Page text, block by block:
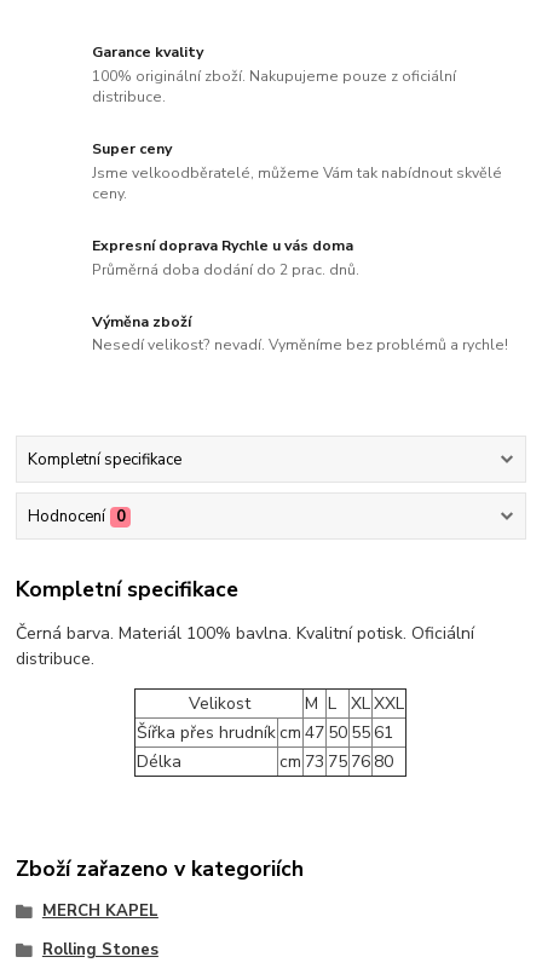
Garance kvality
100% originální zboží. Nakupujeme pouze z oficiální
distribuce.
Super ceny
Jsme velkoodběratelé, můžeme Vám tak nabídnout skvělé
ceny.
Expresní doprava Rychle u vás doma
Průměrná doba dodání do 2 prac. dnů.
Výměna zboží
Nesedí velikost? nevadí. Vyměníme bez problémů a rychle!
Kompletní specifikace
Hodnocení 0
Kompletní specifikace
Černá barva. Materiál 100% bavlna. Kvalitní potisk. Oficiální
distribuce.
Velikost
M L XLXXL
Šířka přes hrudníkcm 47 50 5561
Délka
cm 73 75 76 80
Zboží zařazeno v kategoriích
MERCH KAPEL
Rolling Stones